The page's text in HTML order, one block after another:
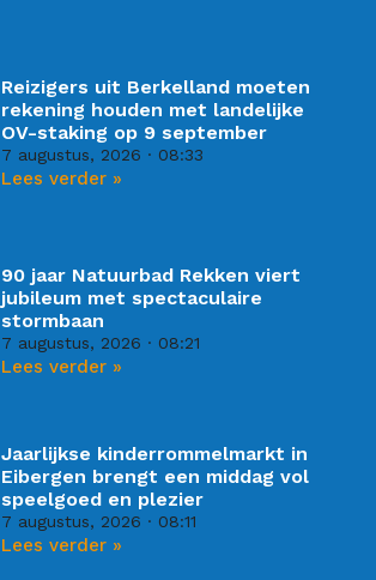
Reizigers uit Berkelland moeten
rekening houden met landelijke
OV-staking op 9 september
7 augustus, 2026 08:33
Lees verder »
90 jaar Natuurbad Rekken viert
jubileum met spectaculaire
stormbaan
7 augustus, 2026 08:21
Lees verder »
Jaarlijkse kinderrommelmarkt in
Eibergen brengt een middag vol
speelgoed en plezier
7 augustus, 2026 08:11
Lees verder »